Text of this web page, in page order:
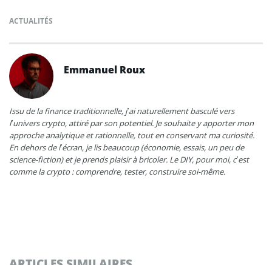
ACTUALITÉS
Emmanuel Roux
Issu de la finance traditionnelle, j’ai naturellement basculé vers
l’univers crypto, attiré par son potentiel. Je souhaite y apporter mon
approche analytique et rationnelle, tout en conservant ma curiosité.
En dehors de l’écran, je lis beaucoup (économie, essais, un peu de
science-fiction) et je prends plaisir à bricoler. Le DIY, pour moi, c’est
comme la crypto : comprendre, tester, construire soi-même.